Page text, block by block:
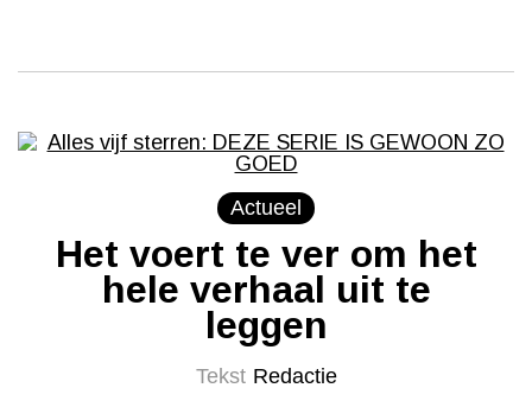
Actueel
Het voert te ver om het
hele verhaal uit te
leggen
Tekst Redactie